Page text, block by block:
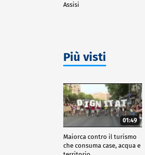
Assisi
Più visti
01:49
Maiorca contro il turismo
che consuma case, acqua e